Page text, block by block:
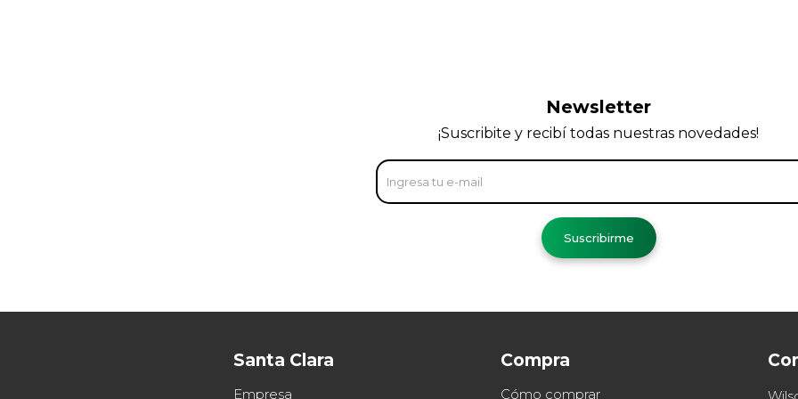
Santa Clara
Empresa
Compra
Cómo comprar
Newsletter
¡Suscribite y recibí todas nuestras novedades!
Suscribirme